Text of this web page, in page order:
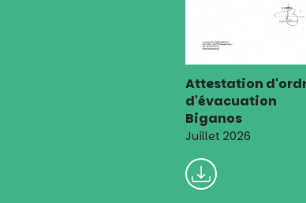
Attestation
d'évacuation
Biganos
Juillet 2026